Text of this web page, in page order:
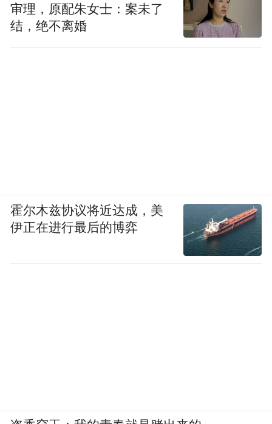
审理，原配朱女士：案未了
结，绝不离婚
霍尔木兹协议将近达成，美
伊正在进行最后的博弈